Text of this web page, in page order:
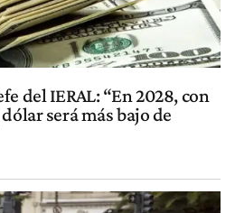
del IERAL: “En 2028, con
será más bajo de